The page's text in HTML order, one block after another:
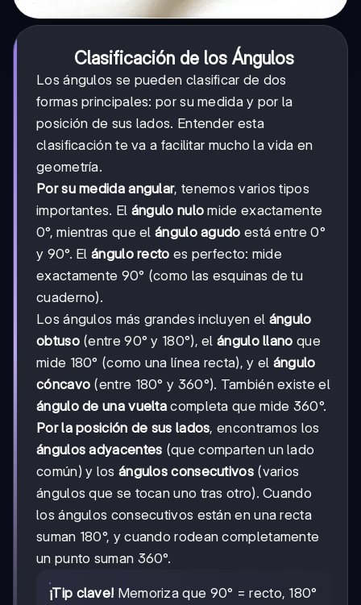
Clasificación de los Ángulos
Los ángulos se pueden clasificar de dos
formas principales: por su medida y por la
posición de sus lados. Entender esta
clasificación te va a facilitar mucho la vida en
geometría.
Por su medida angular, tenemos varios tipos
importantes. El ángulo nulo mide exactamente
0°, mientras que elángulo agudo está entre 0°
y 90°. El ángulo recto es perfecto: mide
exactamente 90° (como las esquinas de tu
cuaderno).
Los ángulos más grandes incluyen el ángulo
obtuso(entre 90° y 180°), elángulo llano que
mide 180° (como una línea recta), y el ángulo
cóncavo (entre 180° y 360°). También existe el
ángulo de una vuelta completa que mide 360°.
Por la posición de sus lados, encontramos los
ángulos adyacentes (que comparten un lado
común) y los ángulos consecutivos(varios
ángulos que se tocan uno tras otro). Cuando
los ángulos consecutivos están en una recta
suman 180°, y cuando rodean completamente
un punto suman 360°.
¡Tip clave! Memoriza que 90° = recto, 180°